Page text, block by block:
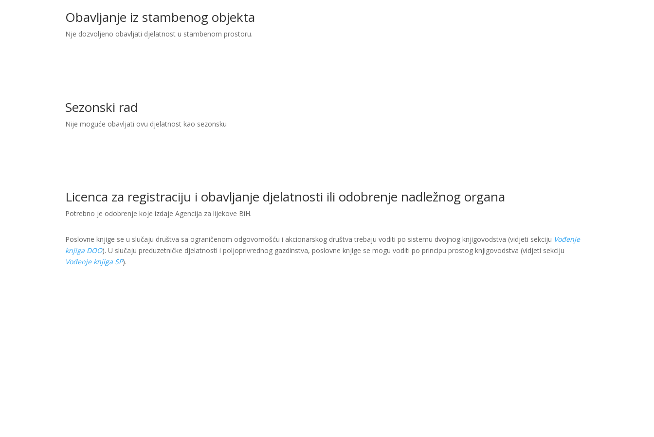
Obavljanje iz stambenog objekta
Nje dozvoljeno obavljati djelatnost u stambenom prostoru.
Sezonski rad
Nije moguće obavljati ovu djelatnost kao sezonsku
Licenca za registraciju i obavljanje djelatnosti ili odobrenje nadležnog organa
Potrebno je odobrenje koje izdaje Agencija za lijekove BiH.
Poslovne knjige se u slučaju društva sa ograničenom odgovornošću i akcionarskog društva trebaju voditi po sistemu dvojnog knjigovodstva (vidjeti sekciju Vođenje
knjiga DOO). U slučaju preduzetničke djelatnosti i poljoprivrednog gazdinstva, poslovne knjige se mogu voditi po principu prostog knjigovodstva (vidjeti sekciju
Vođenje knjiga SP).